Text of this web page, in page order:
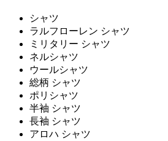
シャツ
ラルフローレン シャツ
ミリタリー シャツ
ネルシャツ
ウールシャツ
総柄 シャツ
ポリシャツ
半袖 シャツ
長袖 シャツ
アロハ シャツ